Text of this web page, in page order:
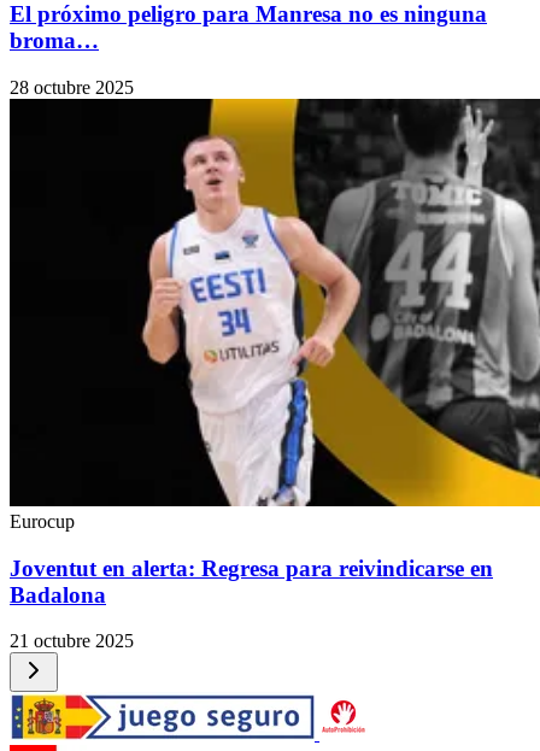
El próximo peligro para Manresa no es ninguna
broma…
28 octubre 2025
Eurocup
Joventut en alerta: Regresa para reivindicarse en
Badalona
21 octubre 2025